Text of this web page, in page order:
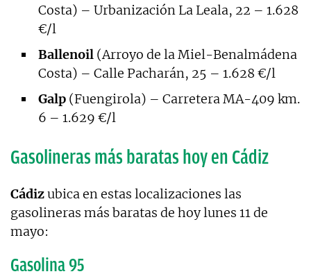
Costa) – Urbanización La Leala, 22 – 1.628
€/l
Ballenoil (Arroyo de la Miel-Benalmádena
Costa) – Calle Pacharán, 25 – 1.628 €/l
Galp (Fuengirola) – Carretera MA-409 km.
6 – 1.629 €/l
Gasolineras más baratas hoy en Cádiz
Cádizubica en estas localizaciones las
gasolineras más baratas de hoy lunes 11 de
mayo:
Gasolina 95